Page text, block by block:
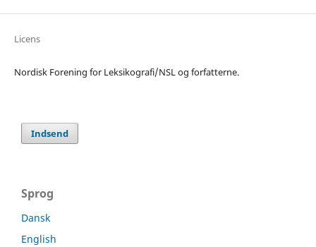
Licens
Nordisk Forening for Leksikografi/NSL og forfatterne.
Indsend
Sprog
Dansk
English